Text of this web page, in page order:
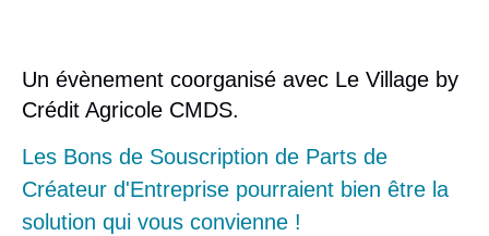
Un évènement coorganisé avec Le Village by
Crédit Agricole CMDS.
Les Bons de Souscription de Parts de
Créateur d'Entreprise pourraient bien être la
solution qui vous convienne !